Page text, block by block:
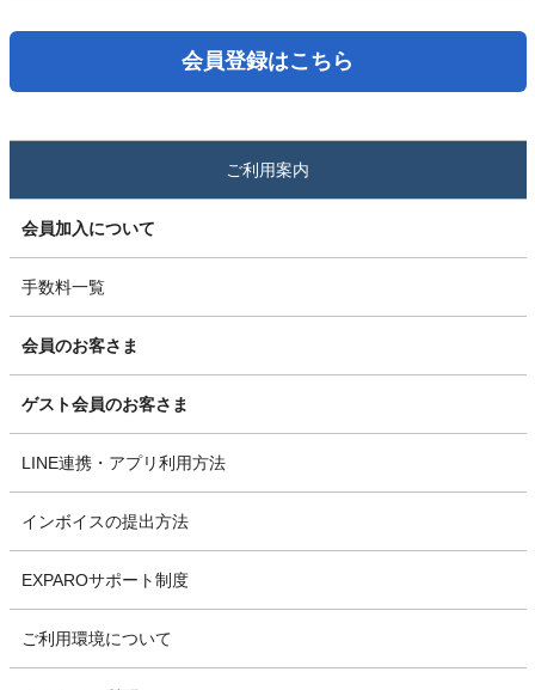
会員登録はこちら
ご利用案内
会員加入について
手数料一覧
会員のお客さま
ゲスト会員のお客さま
LINE連携・アプリ利用方法
インボイスの提出方法
EXPAROサポート制度
ご利用環境について